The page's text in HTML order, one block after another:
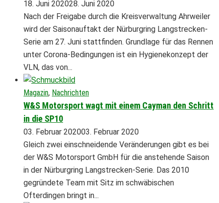
18. Juni 202028. Juni 2020
Nach der Freigabe durch die Kreisverwaltung Ahrweiler
wird der Saisonauftakt der Nürburgring Langstrecken-
Serie am 27. Juni stattfinden. Grundlage für das Rennen
unter Corona-Bedingungen ist ein Hygienekonzept der
VLN, das von...
Magazin, Nachrichten
W&S Motorsport wagt mit einem Cayman den Schritt
in die SP10
03. Februar 202003. Februar 2020
Gleich zwei einschneidende Veränderungen gibt es bei
der W&S Motorsport GmbH für die anstehende Saison
in der Nürburgring Langstrecken-Serie. Das 2010
gegründete Team mit Sitz im schwäbischen
Ofterdingen bringt in...